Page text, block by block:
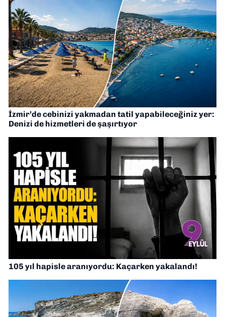
İzmir’de cebinizi yakmadan tatil yapabileceğiniz yer:
Denizi de hizmetleri de şaşırtıyor
105 yıl hapisle aranıyordu: Kaçarken yakalandı!